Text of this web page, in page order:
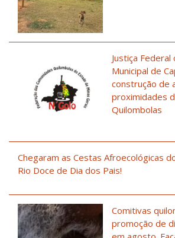
Justiça
Municipal de
construção de
proximidades
Quilombolas
Chegaram as Cestas Afroecológicas
Rio Doce de Dia dos Pais!
Comitivas
promoção de